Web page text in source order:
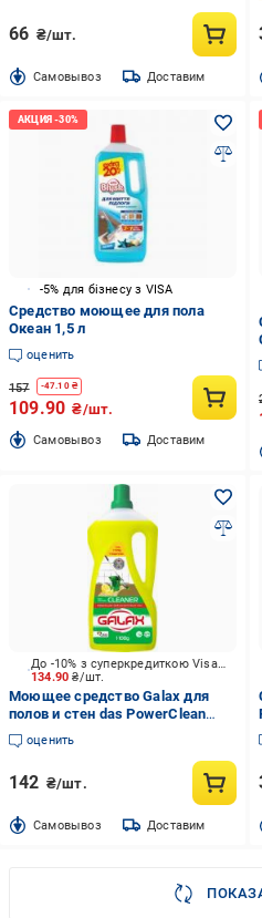
66 ₴/шт.
Cамовывоз Доставим
-5% для бізнесу з VISA
Средство моющее для пола
Океан 1,5 л
оценить
157 -47.10₴
109.90 ₴/шт.
Cамовывоз Доставим
134.90₴/шт.
До -10% з суперкредиткою Visa Вигода
Моющее средство Galax для
полов и стен das PowerClean
Лимон 1 л
оценить
142 ₴/шт.
Cамовывоз Доставим